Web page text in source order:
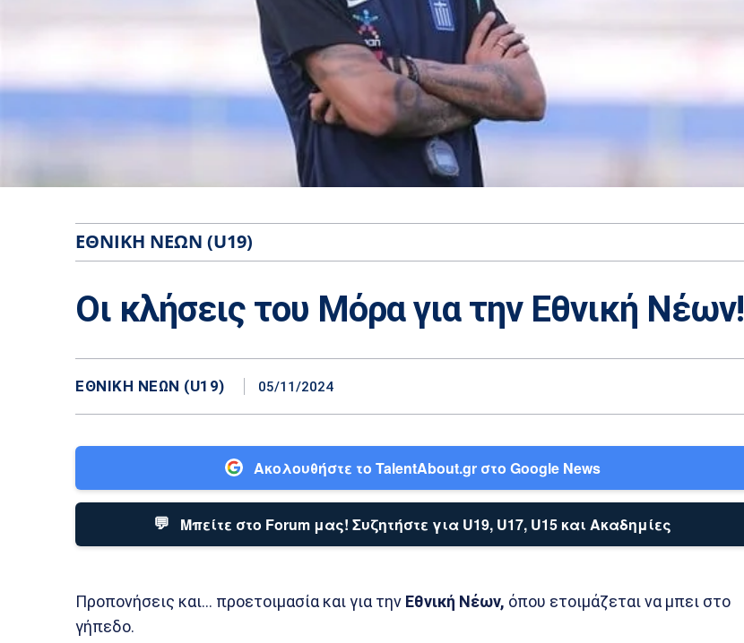
ΕΘΝΙΚΉ ΝΈΩΝ (U19)
Οι κλήσεις του Μόρα για την Εθνική Νέων!
ΕΘΝΙΚΉ ΝΈΩΝ (U19) 05/11/2024
Ακολουθήστε το TalentAbout.gr στο Google News
💬 Μπείτε στο Forum μας! Συζητήστε για U19, U17, U15 και Ακαδημίες
Προπονήσεις και… προετοιμασία και για την Εθνική Νέων, όπου ετοιμάζεται να μπει στο
γήπεδο.